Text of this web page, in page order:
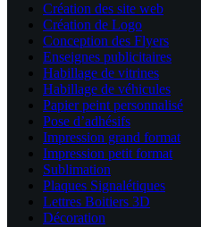
Création des site web
Création de Logo
Conception des Flyers
Enseignes publicitaires
Habillage de vitrines
Habillage de véhicules
Papier peint personnalisé
Pose d’adhésifs
Impression grand format
Impression petit format
Sublimation
Plaques Signalétiques
Lettres Boitiers 3D
Décoration